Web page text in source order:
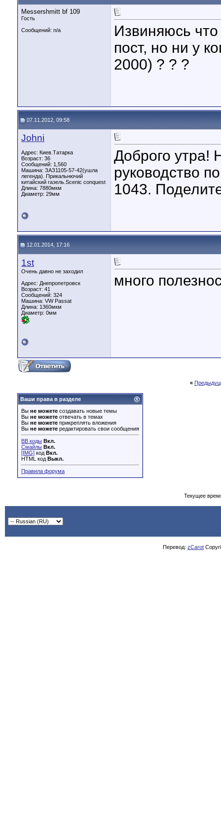
Messershmitt bf 109
Гость
Сообщений: n/a
Извиняюсь
пост, но ни у
2000) ? ? ?
07.11.2012, 09:58
Johni
Адрес: Киев.Татарка
Возраст: 36
Сообщений: 1,560
Машина: ЗАЗ1105-57-42(ушла
легенда). Прикальнючий
китайский газель.Scenic conquest
Длина: 7880мкм
Диаметр: 29мм
Доброго утра!
руководство
1043.
12.01.2014, 17:16
1st
Очень давно не заходил
Адрес: Днепропетровск
Возраст: 41
Сообщений: 324
Машина: VW Passat
Длина: 1360мкм
Диаметр: 0мм
много
«
Ваши права в разделе
Вы не можете создавать новые темы
Вы не можете отвечать в темах
Вы не можете прикреплять вложения
Вы не можете редактировать свои сообщения
BB коды Вкл.
Смайлы Вкл.
[IMG] код Вкл.
HTML код Выкл.
Правила форума
Текущее
Перевод: zCarot